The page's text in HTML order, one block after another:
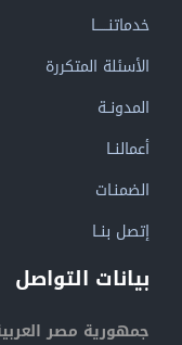
خدماتنــــــا
الأسئلة المتكررة
المدونــة
أعمالنــا
الضمنـات
إتصل بنــا
بيانات التواصل
جمهورية مصر